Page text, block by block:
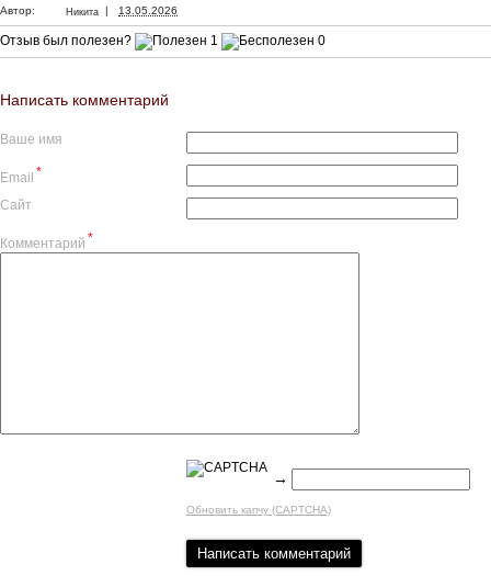
Автор: Никита | 13.05.2026
Отзыв был полезен? 1 0
Написать комментарий
Ваше имя
Email *
Сайт
Комментарий *
→
Обновить капчу (CAPTCHA)